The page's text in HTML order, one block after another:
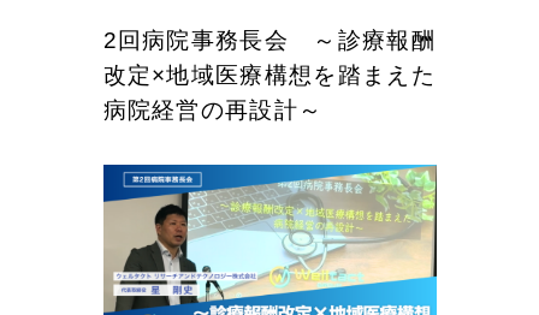
面
す
る
療
現
場
を
描
2回病院事務長会 ～診療報酬
改定×地域医療構想を踏まえた
病院経営の再設計～